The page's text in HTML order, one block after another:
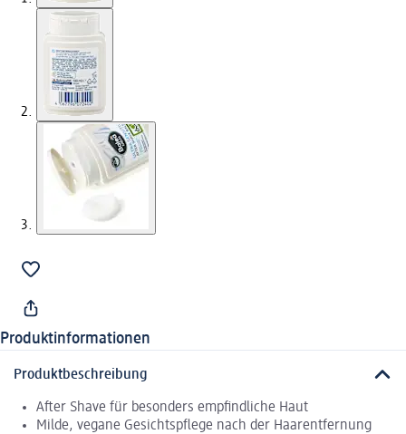
Produktinformationen
Produktbeschreibung
After Shave für besonders empfindliche Haut
Milde, vegane Gesichtspflege nach der Haarentfernung